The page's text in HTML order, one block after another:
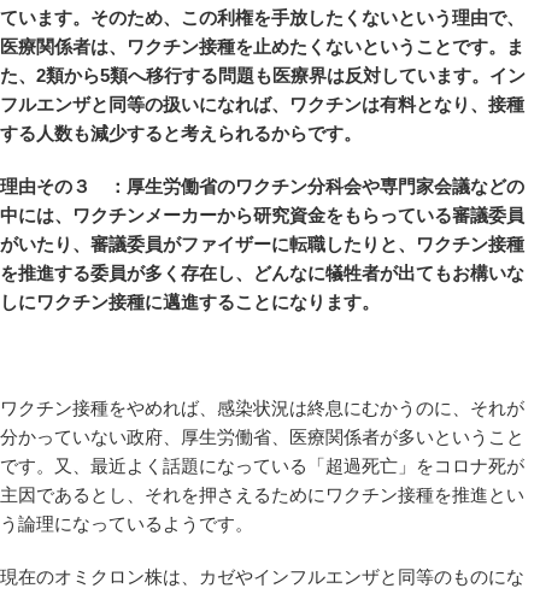
ています。そのため、この利権を手放したくないという理由で、
医療関係者は、ワクチン接種を止めたくないということです。ま
た、2類から5類へ移行する問題も医療界は反対しています。イン
フルエンザと同等の扱いになれば、ワクチンは有料となり、接種
する人数も減少すると考えられるからです。
理由その３ ：厚生労働省のワクチン分科会や専門家会議などの
中には、ワクチンメーカーから研究資金をもらっている審議委員
がいたり、審議委員がファイザーに転職したりと、ワクチン接種
を推進する委員が多く存在し、どんなに犠牲者が出てもお構いな
しにワクチン接種に邁進することになります。
ワクチン接種をやめれば、感染状況は終息にむかうのに、それが
分かっていない政府、厚生労働省、医療関係者が多いということ
です。又、最近よく話題になっている「超過死亡」をコロナ死が
主因であるとし、それを押さえるためにワクチン接種を推進とい
う論理になっているようです。
現在のオミクロン株は、カゼやインフルエンザと同等のものにな